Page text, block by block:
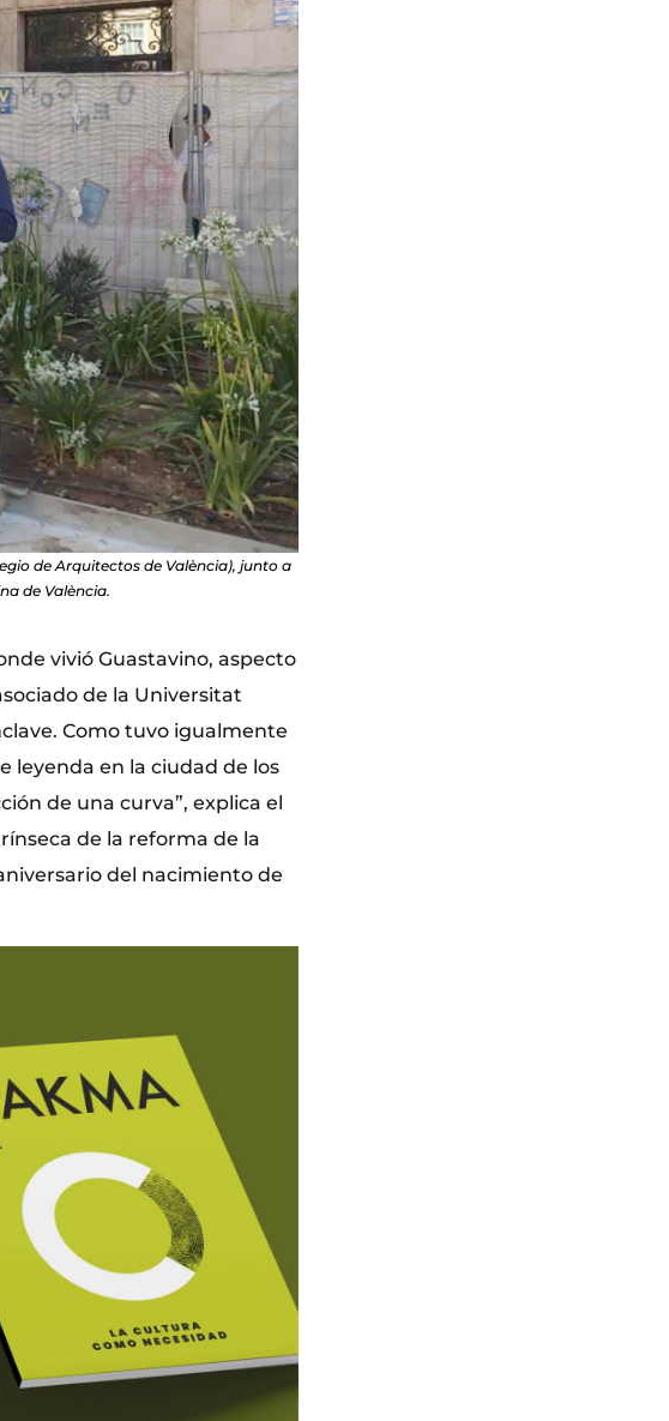
de Arquitectos de València), junto a
de València.
vivió Guastavino, aspecto
de la Universitat
Como tuvo igualmente
leyenda en la ciudad de los
de una curva”, explica el
de la reforma de la
del nacimiento de